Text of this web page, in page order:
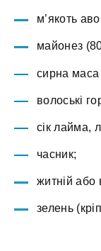
м’якоть
майонез
сирна маса
волоські
сік лайма,
часник;
житній або
зелень